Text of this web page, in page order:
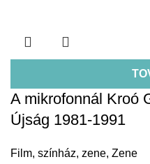
A mikrofonnál Kroó
Újság 1981-1991
Film, színház, zene, Zene